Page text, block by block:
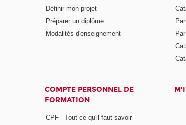
Définir mon projet
Préparer un diplôme
Modalités d'enseignement
COMPTE PERSONNEL DE
FORMATION
CPF - Tout ce qu'il faut savoir